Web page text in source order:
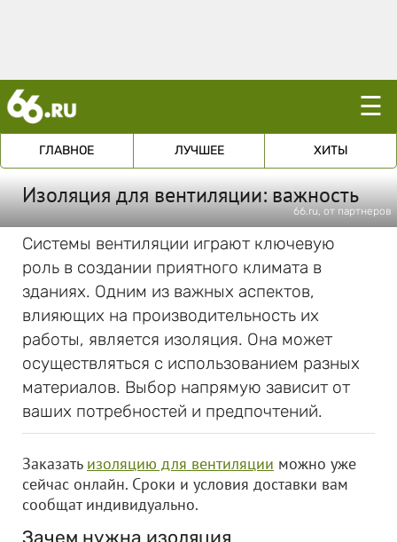
☰
ГЛАВНОЕ ЛУЧШЕЕ ХИТЫ
Изоляция для вентиляции: важность
66.ru, от партнеров
Системы вентиляции играют ключевую
роль в создании приятного климата в
зданиях. Одним из важных аспектов,
влияющих на производительность их
работы, является изоляция. Она может
осуществляться с использованием разных
материалов. Выбор напрямую зависит от
ваших потребностей и предпочтений.
Заказать изоляцию для вентиляции можно уже
сейчас онлайн. Сроки и условия доставки вам
сообщат индивидуально.
Зачем нужна изоляция